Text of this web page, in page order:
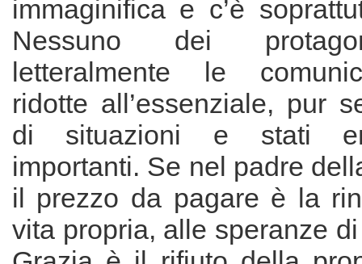
immaginifica e c’è
Nessuno dei
letteralmente le
ridotte all’essenziale, pur
di situazioni e stati
importanti. Se nel padre
il prezzo da pagare è la
vita propria, alle speranze